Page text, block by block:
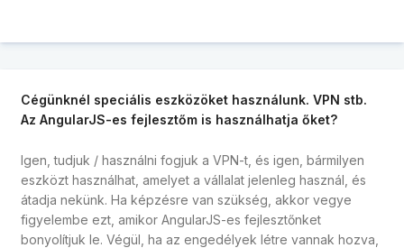
Cégünknél speciális eszközöket használunk. VPN stb.
Az AngularJS-es fejlesztőm is használhatja őket?
Igen, tudjuk / használni fogjuk a VPN-t, és igen, bármilyen
eszközt használhat, amelyet a vállalat jelenleg használ, és
átadja nekünk. Ha képzésre van szükség, akkor vegye
figyelembe ezt, amikor AngularJS-es fejlesztőnket
bonyolítjuk le. Végül, ha az engedélyek létre vannak hozva,